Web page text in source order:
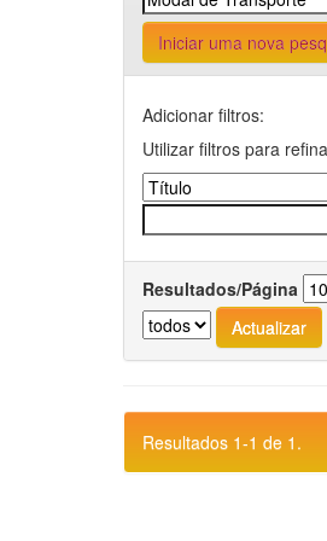
Iniciar uma nova
Adicionar filtros:
Utilizar filtros para
Resultados/Página
Resultados 1-1 de 1.